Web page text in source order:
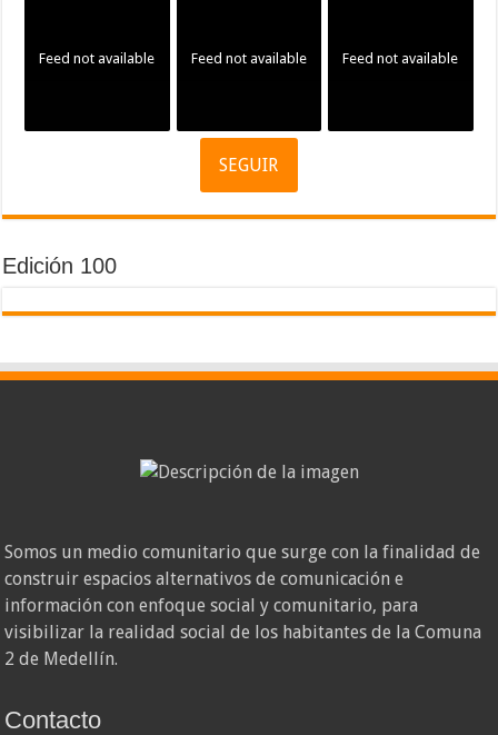
Feed not available Feed not available Feed not available
SEGUIR
Edición 100
Somos un medio comunitario que surge con la finalidad de
construir espacios alternativos de comunicación e
información con enfoque social y comunitario, para
visibilizar la realidad social de los habitantes de la Comuna
2 de Medellín.
Contacto